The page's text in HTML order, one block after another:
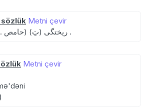
Metni çevir
ریختگی (تِ) (حامص .) آبروریزی ، افتضاح .
Metni çevir